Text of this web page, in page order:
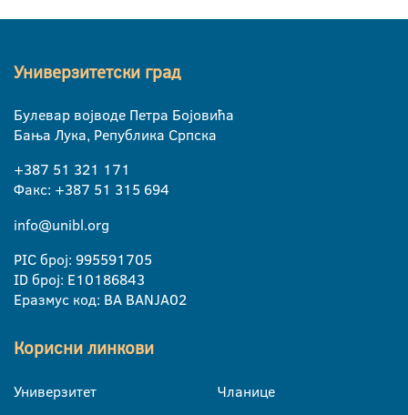
Универзитетски град
Булевар војводе Петра Бојовића
Бања Лука, Република Српска
+387 51 321 171
Факс: +387 51 315 694
info@unibl.org
PIC број: 995591705
ID број: E10186843
Еразмус код: BA BANJA02
Корисни линкови
Универзитет
Чланице